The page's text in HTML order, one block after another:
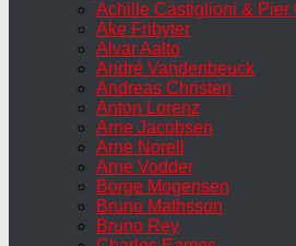
Achille Castiglioni & Pier
Ake Fribyter
Alvar Aalto
André Vandenbeuck
Andreas Christen
Anton Lorenz
Arne Jacobsen
Arne Norell
Arne Vodder
Borge Mogensen
Bruno Mathsson
Bruno Rey